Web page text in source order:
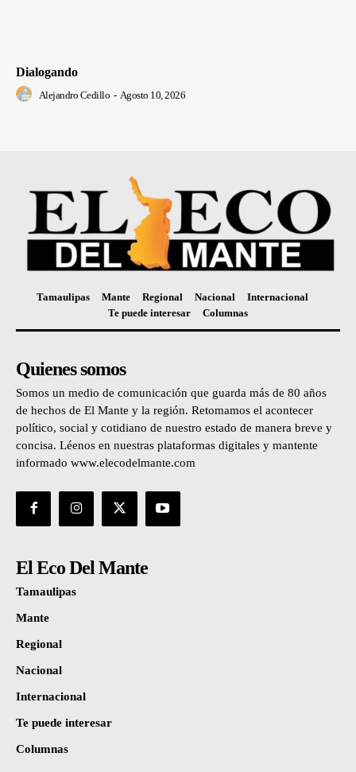
Dialogando
Alejandro Cedillo - Agosto 10, 2026
Tamaulipas Mante Regional Nacional
Internacional
Te puede interesar
Columnas
Quienes somos
Somos un medio de comunicación que guarda más de 80 años
de hechos de El Mante y la región. Retomamos el acontecer
político, social y cotidiano de nuestro estado de manera breve y
concisa. Léenos en nuestras plataformas digitales y mantente
informado www.elecodelmante.com
El Eco Del Mante
Tamaulipas
Mante
Regional
Nacional
Internacional
Te puede interesar
Columnas